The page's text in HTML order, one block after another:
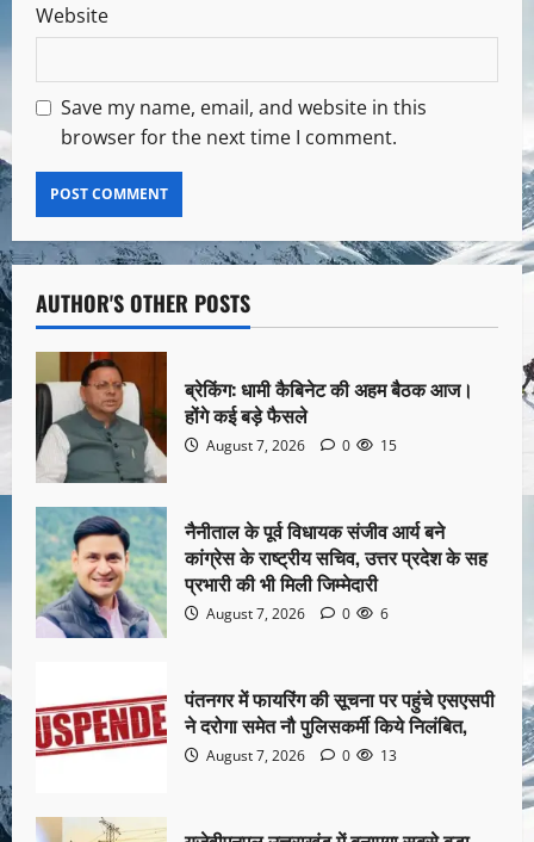
Website
Save my name, email, and website in this
browser for the next time I comment.
AUTHOR'S OTHER POSTS
ब्रेकिंग: धामी कैबिनेट की अहम बैठक आज।
होंगे कई बड़े फैसले
August 7, 2026 0 15
नैनीताल के पूर्व विधायक संजीव आर्य बने
कांग्रेस के राष्ट्रीय सचिव, उत्तर प्रदेश के सह
प्रभारी की भी मिली जिम्मेदारी
August 7, 2026 0 6
पंतनगर में फायरिंग की सूचना पर पहुंचे एसएसपी
ने दरोगा समेत नौ पुलिसकर्मी किये निलंबित,
August 7, 2026 0 13